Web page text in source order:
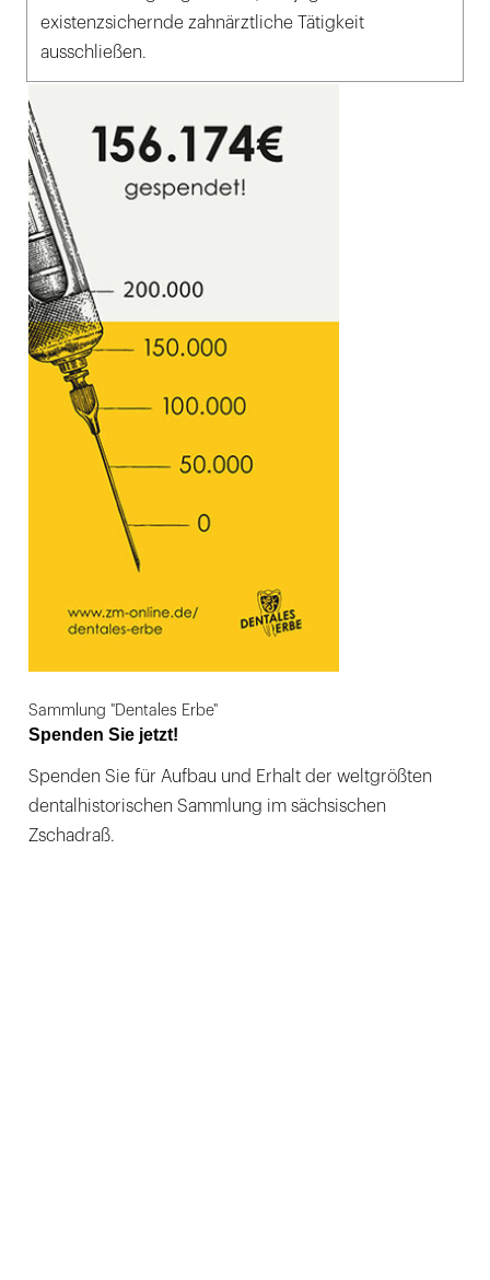
existenzsichernde zahnärztliche Tätigkeit
ausschließen.
Sammlung "Dentales Erbe"
Spenden Sie jetzt!
Spenden Sie für Aufbau und Erhalt der weltgrößten
dentalhistorischen Sammlung im sächsischen
Zschadraß.